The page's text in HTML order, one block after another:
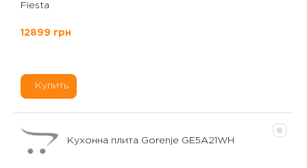
Fiesta
12899 грн
Купить
Кухонна плита Gorenje GE5A21WH